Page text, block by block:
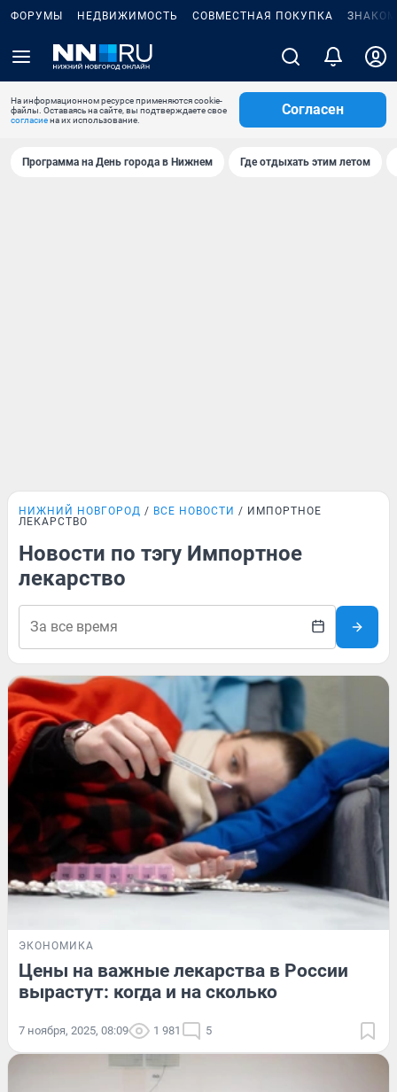
ФОРУМЫ НЕДВИЖИМОСТЬ СОВМЕСТНАЯ ПОКУПКА
На информационном ресурсе применяются cookie-
файлы. Оставаясь на сайте, вы подтверждаете свое
согласиена их использование.
Согласен
Программа на День города в Нижнем Где отдыхать этим летом
НИЖНИЙ НОВГОРОД ВСЕ НОВОСТИ
ИМПОРТНОЕ
ЛЕКАРСТВО
Новости по тэгу Импортное
лекарство
ЭКОНОМИКА
Цены на важные лекарства в России
вырастут: когда и на сколько
7 ноября, 2025, 08:09 1 981 5